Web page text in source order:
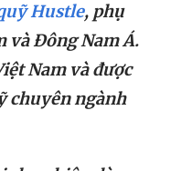
Hustle, phụ
và Đông Nam Á.
Nam và được
chuyên ngành